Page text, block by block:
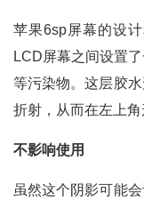
苹果6sp屏幕的设
LCD屏幕之间设置
等污染物。这层胶
折射，从而在左上角
不影响使用
虽然这个阴影可能